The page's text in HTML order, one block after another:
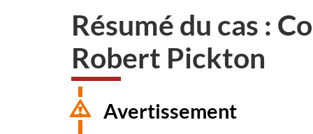
Résumé du cas :
Robert Pickton
Avertissement